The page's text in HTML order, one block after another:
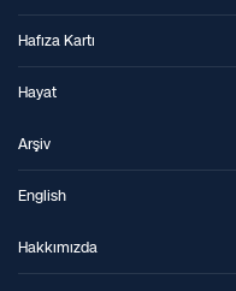
Hafıza Kartı
Hayat
Arşiv
English
Hakkımızda